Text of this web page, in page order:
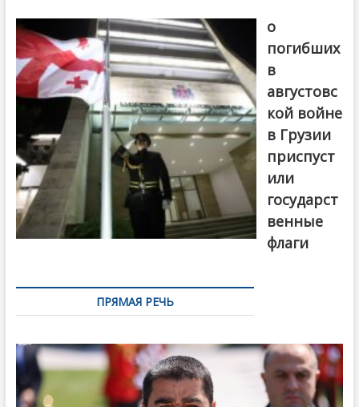
о
погибших
в
августовс
кой войне
в Грузии
приспуст
или
государст
венные
флаги
ПРЯМАЯ РЕЧЬ